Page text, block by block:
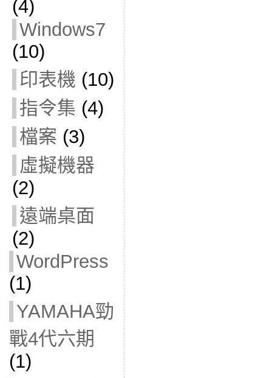
(4)
Windows7
(10)
印表機 (10)
指令集 (4)
檔案 (3)
虛擬機器
(2)
遠端桌面
(2)
WordPress
(1)
YAMAHA勁
戰4代六期
(1)